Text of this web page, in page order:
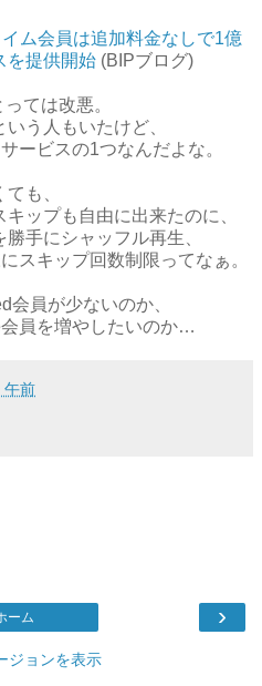
ム会員は追加料金なしで1億
を提供開始 (BIPブログ)
ては改悪。
う人もいたけど、
ービスの1つなんだよな。
も、
ップも自由に出来たのに、
手にシャッフル再生、
スキップ回数制限ってなぁ。
員が少ないのか、
員を増やしたいのか…
午前
›
ーム
ジョンを表示